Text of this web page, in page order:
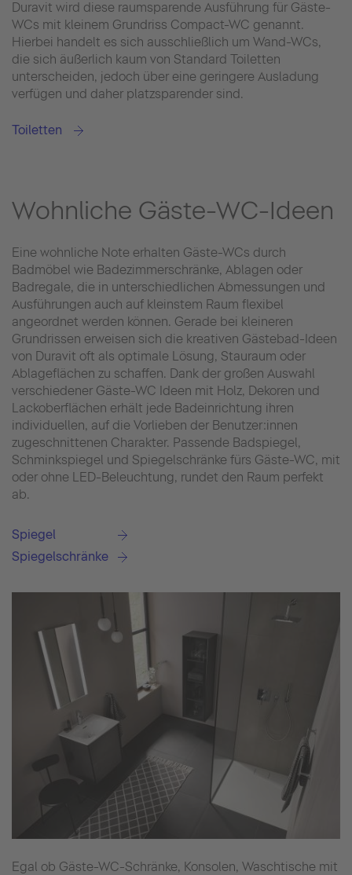
Duravit wird diese raumsparende Ausführung für Gäste-
WCs mit kleinem Grundriss Compact-WC genannt.
Hierbei handelt es sich ausschließlich um Wand-WCs,
die sich äußerlich kaum von Standard Toiletten
unterscheiden, jedoch über eine geringere Ausladung
verfügen und daher platzsparender sind.
Toiletten
Wohnliche Gäste-WC-Ideen
Eine wohnliche Note erhalten Gäste-WCs durch
Badmöbel wie Badezimmerschränke, Ablagen oder
Badregale, die in unterschiedlichen Abmessungen und
Ausführungen auch auf kleinstem Raum flexibel
angeordnet werden können. Gerade bei kleineren
Grundrissen erweisen sich die kreativen Gästebad-Ideen
von Duravit oft als optimale Lösung, Stauraum oder
Ablageflächen zu schaffen. Dank der großen Auswahl
verschiedener Gäste-WC Ideen mit Holz, Dekoren und
Lackoberflächen erhält jede Badeinrichtung ihren
individuellen, auf die Vorlieben der Benutzer:innen
zugeschnittenen Charakter. Passende Badspiegel,
Schminkspiegel und Spiegelschränke fürs Gäste-WC, mit
oder ohne LED-Beleuchtung, rundet den Raum perfekt
ab.
Spiegel
Spiegelschränke
Egal ob Gäste-WC-Schränke, Konsolen, Waschtische mit